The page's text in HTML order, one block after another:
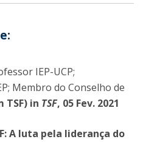
IEP-UCP;
Membro do Conselho de
TSF) in TSF, 05 Fev. 2021
A luta pela liderança do